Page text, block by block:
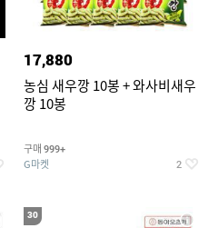
17,880
농심 새우깡 10봉 + 와사비새우
깡 10봉
구매 999+
G마켓 2
30